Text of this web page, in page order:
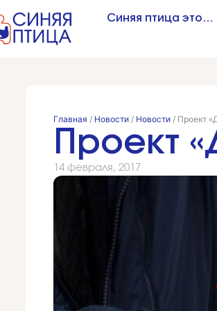
Синяя птица это…
Главная / Новости / Новости / Проект
Проект
14 февраля, 2017